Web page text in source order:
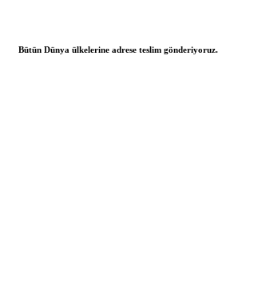
Bütün Dünya ülkelerine adrese teslim gönderiyoruz.